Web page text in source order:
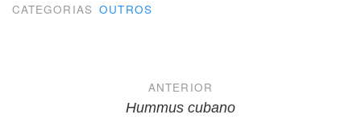
CATEGORIAS OUTROS
NavegaçãoANTERIOR
Hummus cubano